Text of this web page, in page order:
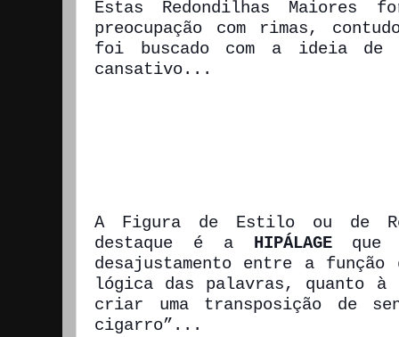
Estas Redondilhas Maiores
preocupação com rimas,
foi buscado com a ideia de
cansativo...
A Figura de Estilo ou de
destaque é a HIPÁLAGE que
desajustamento entre a
lógica das palavras, quanto à
criar uma transposição de
cigarro”...